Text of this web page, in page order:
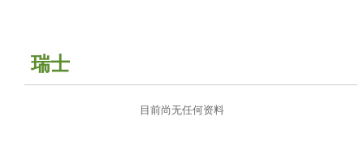
瑞士
目前尚无任何资料